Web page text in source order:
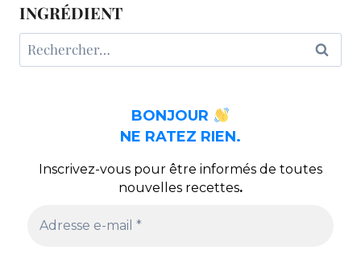
INGRÉDIENT
Rechercher :
BONJOUR
NE RATEZ RIEN.
Inscrivez-vous pour être informés de toutes
nouvelles recettes.